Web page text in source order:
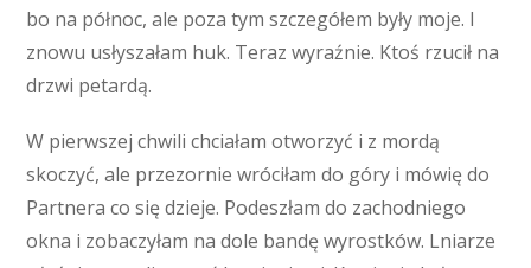
bo na północ, ale poza tym szczegółem były moje. I
znowu usłyszałam huk. Teraz wyraźnie. Ktoś rzucił na
drzwi petardą.
W pierwszej chwili chciałam otworzyć i z mordą
skoczyć, ale przezornie wróciłam do góry i mówię do
Partnera co się dzieje. Podeszłam do zachodniego
okna i zobaczyłam na dole bandę wyrostków. Lniarze